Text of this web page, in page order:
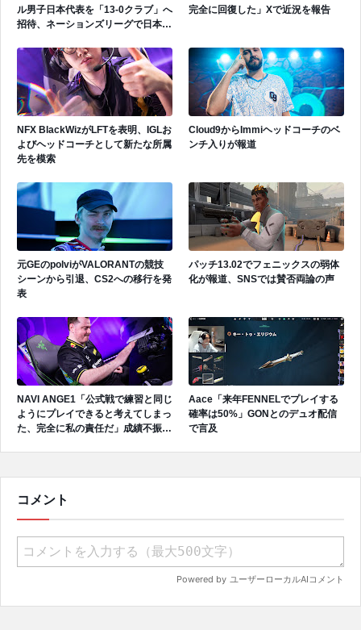
ル男子日本代表を「13-0クラブ」へ
招待、ネーションズリーグで日本代
完全に回復した」Xで近況を報告
NFX BlackWizがLFTを表明、IGLお
よびヘッドコーチとして新たな所属
先を模索
Cloud9からImmiヘッドコーチのベ
ンチ入りが報道
元GEのpolviがVALORANTの競技
シーンから引退、CS2への移行を発
表
パッチ13.02でフェニックスの弱体
化が報道、SNSでは賛否両論の声
NAVI ANGE1「公式戦で練習と同じ
ようにプレイできると考えてしまっ
た、完全に私の責任だ」成績不振を
Aace「来年FENNELでプレイする
確率は50%」GONとのデュオ配信
で言及
コメント